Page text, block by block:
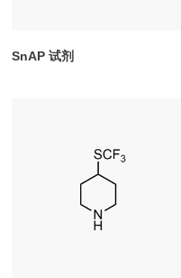
SnAP 试剂